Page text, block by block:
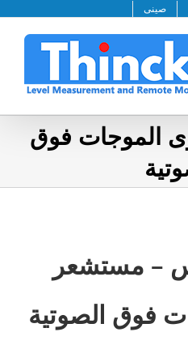
صينى
الموجات فوق
– مستشعر
فوق الصوتية